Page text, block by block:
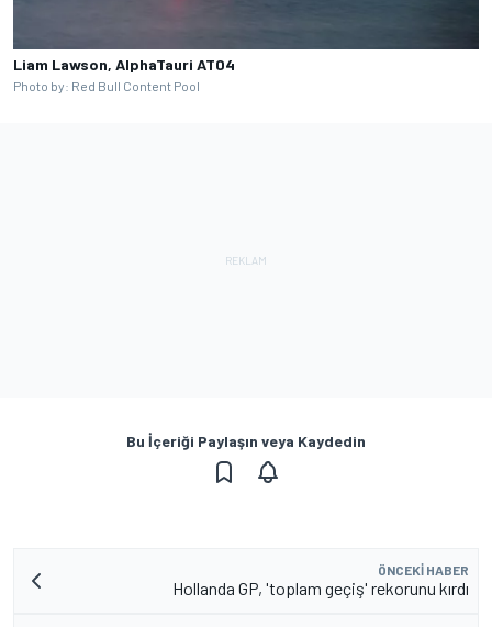
Liam Lawson, AlphaTauri AT04
Photo by: Red Bull Content Pool
Bu İçeriği Paylaşın veya Kaydedin
ÖNCEKI HABER
Hollanda GP, 'toplam geçiş' rekorunu kırdı